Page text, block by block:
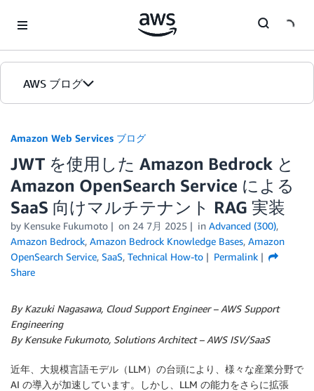
AWS ブログ
カテゴリ
エディション
Amazon Web Services ブログ
JWT を使用した Amazon Bedrock と
Amazon OpenSearch Service による
SaaS 向けマルチテナント RAG 実装
by Kensuke Fukumoto on 24 7月 2025 in Advanced (300),
Amazon Bedrock, Amazon Bedrock Knowledge Bases, Amazon
OpenSearch Service, SaaS, Technical How-to
Permalink
Share
By Kazuki Nagasawa, Cloud Support Engineer – AWS Support
Engineering
By Kensuke Fukumoto, Solutions Architect – AWS ISV/SaaS
近年、大規模言語モデル（LLM）の台頭により、様々な産業分野で
AI の導入が加速しています。しかし、LLM の能力をさらに拡張